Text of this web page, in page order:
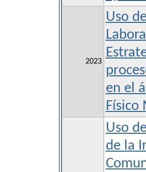
2023
Uso
en el
Físico
Uso
de la